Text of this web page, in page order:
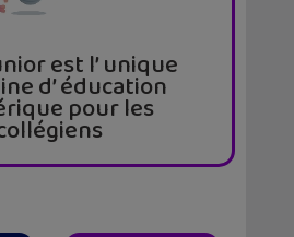
est l’ unique
d’ éducation
pour les